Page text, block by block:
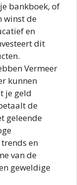
bankboek, of
winst de
en
dit
Vermeer
kunnen
je geld
de
geleende
en
van de
geweldige